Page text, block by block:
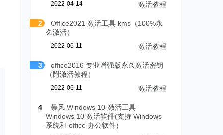
2022-04-14 激活教程
2
Office2021 激活工具 kms（100%永
久激活）
2022-06-11 激活教程
3
office2016 专业增强版永久激活密钥
（附激活教程）
2022-06-11 激活教程
4
暴风 Windows 10 激活工具
Windows 10 激活软件(支持 Windows
系统和 office 办公软件)